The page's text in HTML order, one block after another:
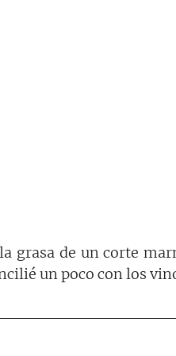
grasa de un corte
un poco con los